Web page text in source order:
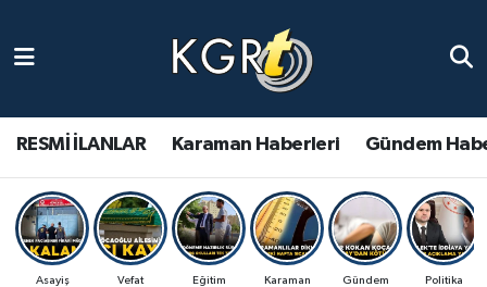
RESMİ İLANLAR Karaman Haberleri Gündem
Asayiş Vefat Eğitim Karaman Gündem Politika
Gündem Haberleri
Güncel Haberler
Spor Haberleri